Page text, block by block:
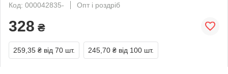
Код: 000042835-
Опт і роздріб
328 ₴
259,35 ₴ від 70 шт. 245,70 ₴ від 100 шт.